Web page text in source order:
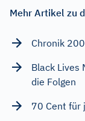
Mehr Artikel zu
Chronik
Black Lives
die Folgen
70 Cent für